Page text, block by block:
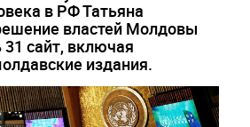
в РФ Татьяна
властей Молдовы
сайт, включая
издания.